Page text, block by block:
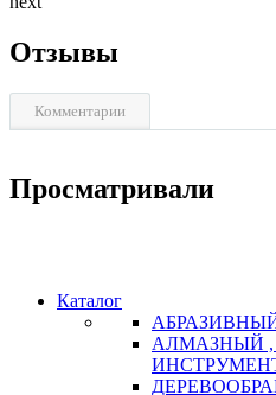
Отзывы
Комментарии
Просматривали
Каталог
АЛМАЗНЫЙ ,